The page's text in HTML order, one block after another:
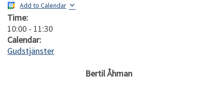
Add to Calendar
Time:
10:00 - 11:30
Calendar:
Gudstjänster
Bertil Åhman